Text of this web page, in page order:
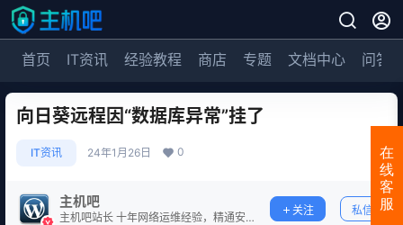
首页 IT资讯 经验教程 商店 专题 文档中心 问答
向日葵远程因“数据库异常”挂了
IT资讯 24年1月26日 0
主机吧
主机吧站长 十年网络运维经验，精通安
关注 私信
在
线
客
服